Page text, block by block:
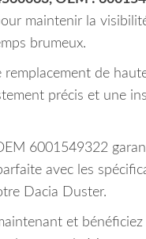
maintenir la
brumeux.
remplacement de
précis et une
6001549322
avec les
Dacia Duster.
et